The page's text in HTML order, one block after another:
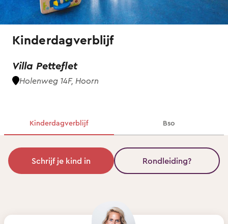
Kinderdagverblijf
Villa Petteflet
Holenweg 14F, Hoorn
Kinderdagverblijf Bso
Schrijf je kind in Rondleiding?